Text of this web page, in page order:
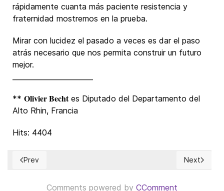
rápidamente cuanta más paciente resistencia y
fraternidad mostremos en la prueba.
Mirar con lucidez el pasado a veces es dar el paso
atrás necesario que nos permita construir un futuro
mejor.
** Olivier Bechtes Diputado del Departamento del
Alto Rhin, Francia
Hits: 4404
Previous article: The Globalist Disease
Prev Next
Next
Comments powered by CComment